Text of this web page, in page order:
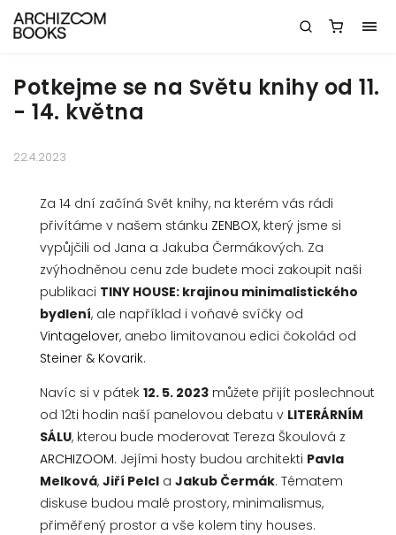
Potkejme se na Světu knihy od 11.
- 14. května
22.4.2023
Za 14 dní začíná Svět knihy, na kterém vás rádi
přivítáme v našem stánku ZENBOX, který jsme si
vypůjčili od Jana a Jakuba Čermákových. Za
zvýhodněnou cenu zde budete moci zakoupit naši
publikaci TINY HOUSE: krajinou minimalistického
bydlení, ale například i voňavé svíčky od
Vintagelover, anebo limitovanou edici čokolád od
Steiner & Kovarik.
Navíc si v pátek 12. 5. 2023 můžete přijít poslechnout
od 12ti hodin naší panelovou debatu v LITERÁRNÍM
SÁLU, kterou bude moderovat Tereza Škoulová z
ARCHIZOOM. Jejími hosty budou architekti Pavla
Melková, Jiří Pelcl a Jakub Čermák. Tématem
diskuse budou malé prostory, minimalismus,
přiměřený prostor a vše kolem tiny houses.